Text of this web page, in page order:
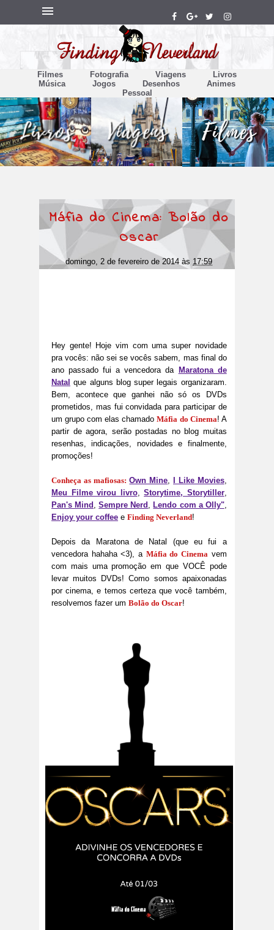
Filmes Fotografia Viagens
Livros
Música
Jogos Desenhos
Animes
Pessoal
Máfia do Cinema: Bolão do
Oscar
domingo, 2 de fevereiro de 2014às 17:59
Hey gente! Hoje vim com uma super novidade
pra vocês: não sei se vocês sabem, mas final do
ano passado fui a vencedora da Maratona de
Natal que alguns blog super legais organizaram.
Bem, acontece que ganhei não só os DVDs
prometidos, mas fui convidada para participar de
um grupo com elas chamadoMáfia do Cinema! A
partir de agora, serão postadas no blog muitas
resenhas, indicações, novidades e finalmente,
promoções!
Conheça as mafiosas: Own Mine, I Like Movies,
Meu Filme virou livro,Storytime, Storytiller,
Pan's Mind ,Sempre Nerd , Lendo com a Olly",
Enjoy your coffee e Finding Neverland!
Depois da Maratona de Natal (que eu fui a
vencedora hahaha <3), a Máfia do Cinema vem
com mais uma promoção em que VOCÊ pode
levar muitos DVDs! Como somos apaixonadas
por cinema, e temos certeza que você também,
resolvemos fazer um Bolão do Oscar!